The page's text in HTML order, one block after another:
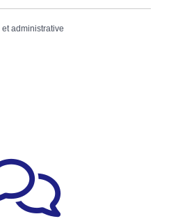
administrative